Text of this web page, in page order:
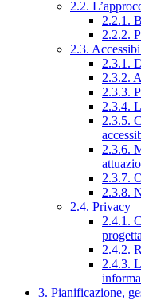
2.2.
2.2.1.
2.2.2.
2.3.
2.3.1.
2.3.2.
2.3.3.
2.3.4.
2.3.5.
2.3.6.
2.3.7.
2.3.8.
2.4. Privacy
2.4.1.
2.4.2.
2.4.3.
3. Pianificazione,